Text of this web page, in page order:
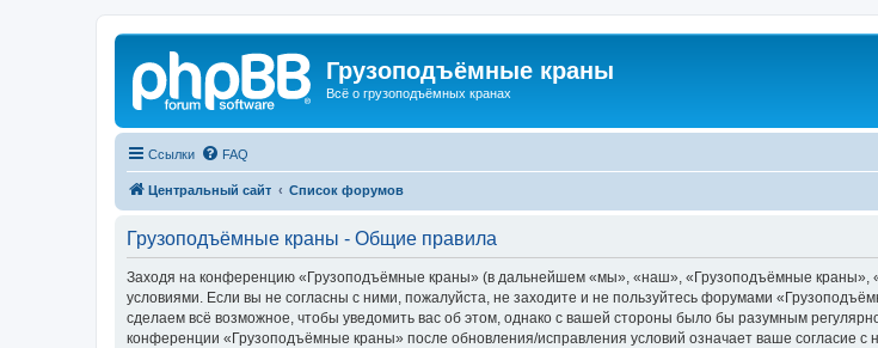
Грузоподъёмные краны
Всё о грузоподъёмных кранах
Ссылки FAQ
Центральный сайт Список форумов
Грузоподъёмные краны - Общие правила
Заходя на конференцию «Грузоподъёмные краны» (в дальнейшем «мы», «наш», «Грузоподъёмные краны»,
условиями. Если вы не согласны с ними, пожалуйста, не заходите и не пользуйтесь форумами
сделаем всё возможное, чтобы уведомить вас об этом, однако с вашей стороны было бы разумным
конференции «Грузоподъёмные краны» после обновления/исправления условий означает ваше согласие с